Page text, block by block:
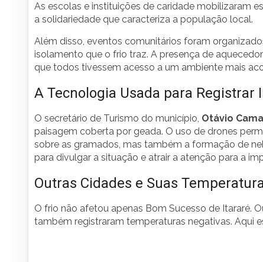
As escolas e instituições de caridade mobilizaram
a solidariedade que caracteriza a população local.
Além disso, eventos comunitários foram
isolamento que o frio traz. A presença de
que todos tivessem acesso a um ambiente mais
A Tecnologia Usada para Registrar
O secretário de Turismo do município, Otávio
paisagem coberta por geada. O uso de drones
sobre as gramados, mas também a formação de
para divulgar a situação e atrair a atenção para a
Outras Cidades e Suas
O frio não afetou apenas Bom Sucesso de Itararé.
também registraram temperaturas negativas. Aqui